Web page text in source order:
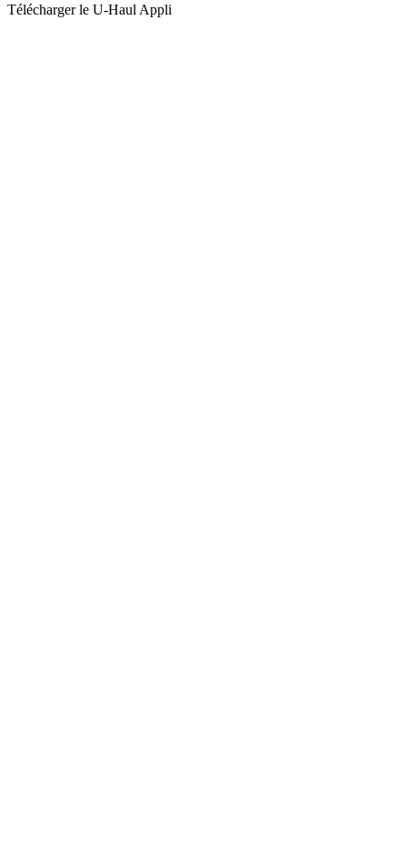
Télécharger le U-Haul Appli